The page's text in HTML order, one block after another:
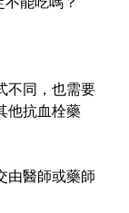
不同，也需要
他抗血栓藥
由醫師或藥師